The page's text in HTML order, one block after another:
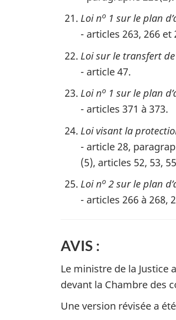
Loi no 1 sur le plan
- articles 263, 266 et
Loi sur le transfert
- article 47.
Loi no 1 sur le plan
- articles 371 à 373.
Loi visant la
- article 28,
(5), articles 52, 53,
Loi no 2 sur le plan
- articles 266 à 268,
AVIS :
Le ministre de la Justice
devant la Chambre des
Une version révisée a